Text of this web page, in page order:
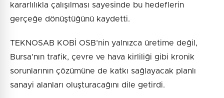
kararlılıkla çalışılması sayesinde bu hedeflerin
gerçeğe dönüştüğünü kaydetti.
TEKNOSAB KOBİ OSB’nin yalnızca üretime değil,
Bursa’nın trafik, çevre ve hava kirliliği gibi kronik
sorunlarının çözümüne de katkı sağlayacak planlı
sanayi alanları oluşturacağını dile getirdi.